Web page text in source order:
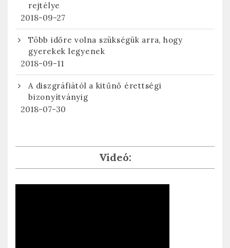
rejtélye
2018-09-27
Több időre volna szükségük arra, hogy
gyerekek legyenek
2018-09-11
A diszgráfiától a kitűnő érettségi
bizonyítványig
2018-07-30
Videó: